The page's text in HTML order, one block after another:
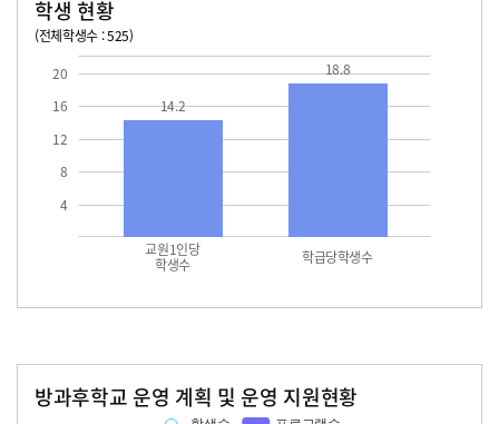
학생 현황
(전체학생수 : 525)
4
8
12
16
20
교원1인당
학생수 학급당학생수
14.2
18.8
방과후학교 운영 계획 및 운영 지원현황